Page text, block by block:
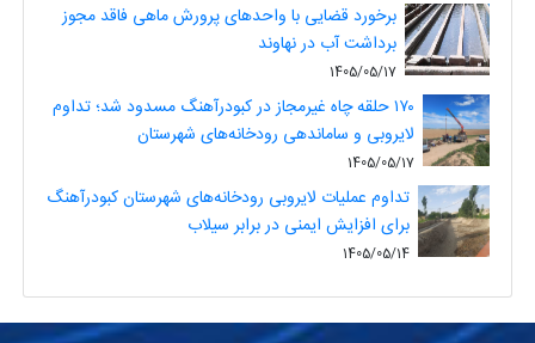
برخورد قضایی با واحدهای پرورش ماهی فاقد مجوز
برداشت آب در نهاوند
1405/05/17
۱۷۰ حلقه چاه غیرمجاز در کبودرآهنگ مسدود شد؛ تداوم
لایروبی و ساماندهی رودخانه‌های شهرستان
1405/05/17
تداوم عملیات لایروبی رودخانه‌های شهرستان کبودرآهنگ
برای افزایش ایمنی در برابر سیلاب
1405/05/14